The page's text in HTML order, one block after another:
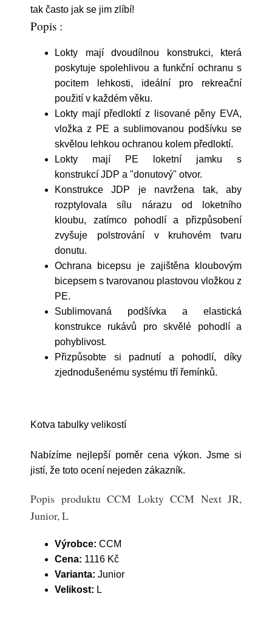
tak často jak se jim zlíbí!
Popis :
Lokty mají dvoudílnou konstrukci, která
poskytuje spolehlivou a funkční ochranu s
pocitem lehkosti, ideální pro rekreační
použití v každém věku.
Lokty mají předloktí z lisované pěny EVA,
vložka z PE a sublimovanou podšívku se
skvělou lehkou ochranou kolem předloktí.
Lokty mají PE loketní jamku s
konstrukcí JDP a "donutový" otvor.
Konstrukce JDP je navržena tak, aby
rozptylovala sílu nárazu od loketního
kloubu, zatímco pohodlí a přizpůsobení
zvyšuje polstrování v kruhovém tvaru
donutu.
Ochrana bicepsu je zajištěna kloubovým
bicepsem s tvarovanou plastovou vložkou z
PE.
Sublimovaná podšívka a elastická
konstrukce rukávů pro skvělé pohodlí a
pohyblivost.
Přizpůsobte si padnutí a pohodlí, díky
zjednodušenému systému tří řemínků.
Kotva tabulky velikostí
Nabízíme nejlepší poměr cena výkon. Jsme si
jistí, že toto ocení nejeden zákazník.
Popis produktu CCM Lokty CCM Next JR,
Junior, L
Výrobce: CCM
Cena: 1116 Kč
Varianta: Junior
Velikost: L